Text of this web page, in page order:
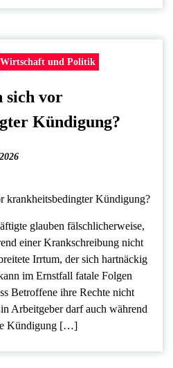
Wirtschaft und Politik
sich vor
Kündigung?
glauben fälschlicherweise,
einer Krankschreibung nicht
Irrtum, der sich hartnäckig
im Ernstfall fatale Folgen
Betroffene ihre Rechte nicht
Arbeitgeber darf auch während
Kündigung […]